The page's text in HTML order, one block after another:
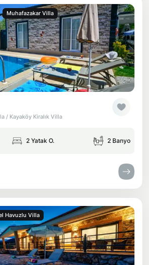
Muhafazakar Villa
/ Kayaköy Kiralık Villa
2 Yatak O. 2 Banyo
Havuzlu Villa